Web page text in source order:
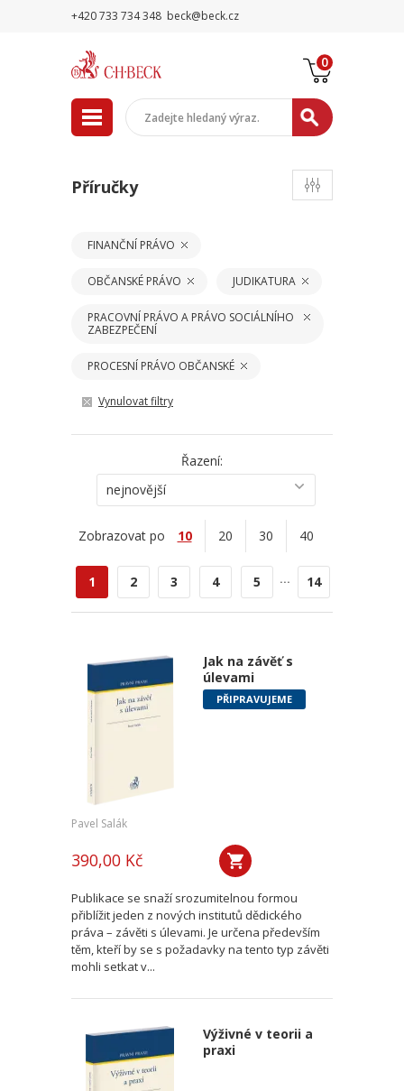
+420 733 734 348 beck@beck.cz
0
Příručky
FINANČNÍ PRÁVO
OBČANSKÉ PRÁVO JUDIKATURA
PRACOVNÍ PRÁVO A PRÁVO SOCIÁLNÍHO
ZABEZPEČENÍ
PROCESNÍ PRÁVO OBČANSKÉ
Vynulovat filtry
Řazení:
nejnovější
Zobrazovat po 10 20 30 40
1 2 3 4 5 ... 14
Jak na závěť s
úlevami
PŘIPRAVUJEME
Pavel Salák
390,00 Kč
Publikace se snaží srozumitelnou formou
přiblížit jeden z nových institutů dědického
práva – závěti s úlevami. Je určena především
těm, kteří by se s požadavky na tento typ závěti
mohli setkat v...
Výživné v teorii a
praxi